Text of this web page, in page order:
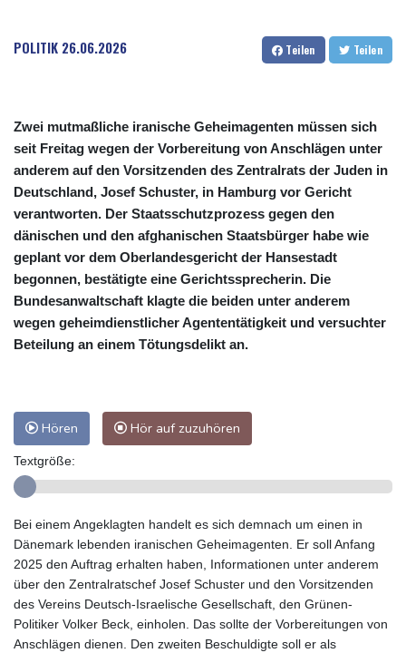
POLITIK 26.06.2026 Teilen Teilen
Zwei mutmaßliche iranische Geheimagenten müssen sich
seit Freitag wegen der Vorbereitung von Anschlägen unter
anderem auf den Vorsitzenden des Zentralrats der Juden in
Deutschland, Josef Schuster, in Hamburg vor Gericht
verantworten. Der Staatsschutzprozess gegen den
dänischen und den afghanischen Staatsbürger habe wie
geplant vor dem Oberlandesgericht der Hansestadt
begonnen, bestätigte eine Gerichtssprecherin. Die
Bundesanwaltschaft klagte die beiden unter anderem
wegen geheimdienstlicher Agententätigkeit und versuchter
Beteilung an einem Tötungsdelikt an.
Hören Hör auf zuzuhören
Textgröße:
Bei einem Angeklagten handelt es sich demnach um einen in
Dänemark lebenden iranischen Geheimagenten. Er soll Anfang
2025 den Auftrag erhalten haben, Informationen unter anderem
über den Zentralratschef Josef Schuster und den Vorsitzenden
des Vereins Deutsch-Israelische Gesellschaft, den Grünen-
Politiker Volker Beck, einholen. Das sollte der Vorbereitungen von
Anschlägen dienen. Den zweiten Beschuldigte soll er als